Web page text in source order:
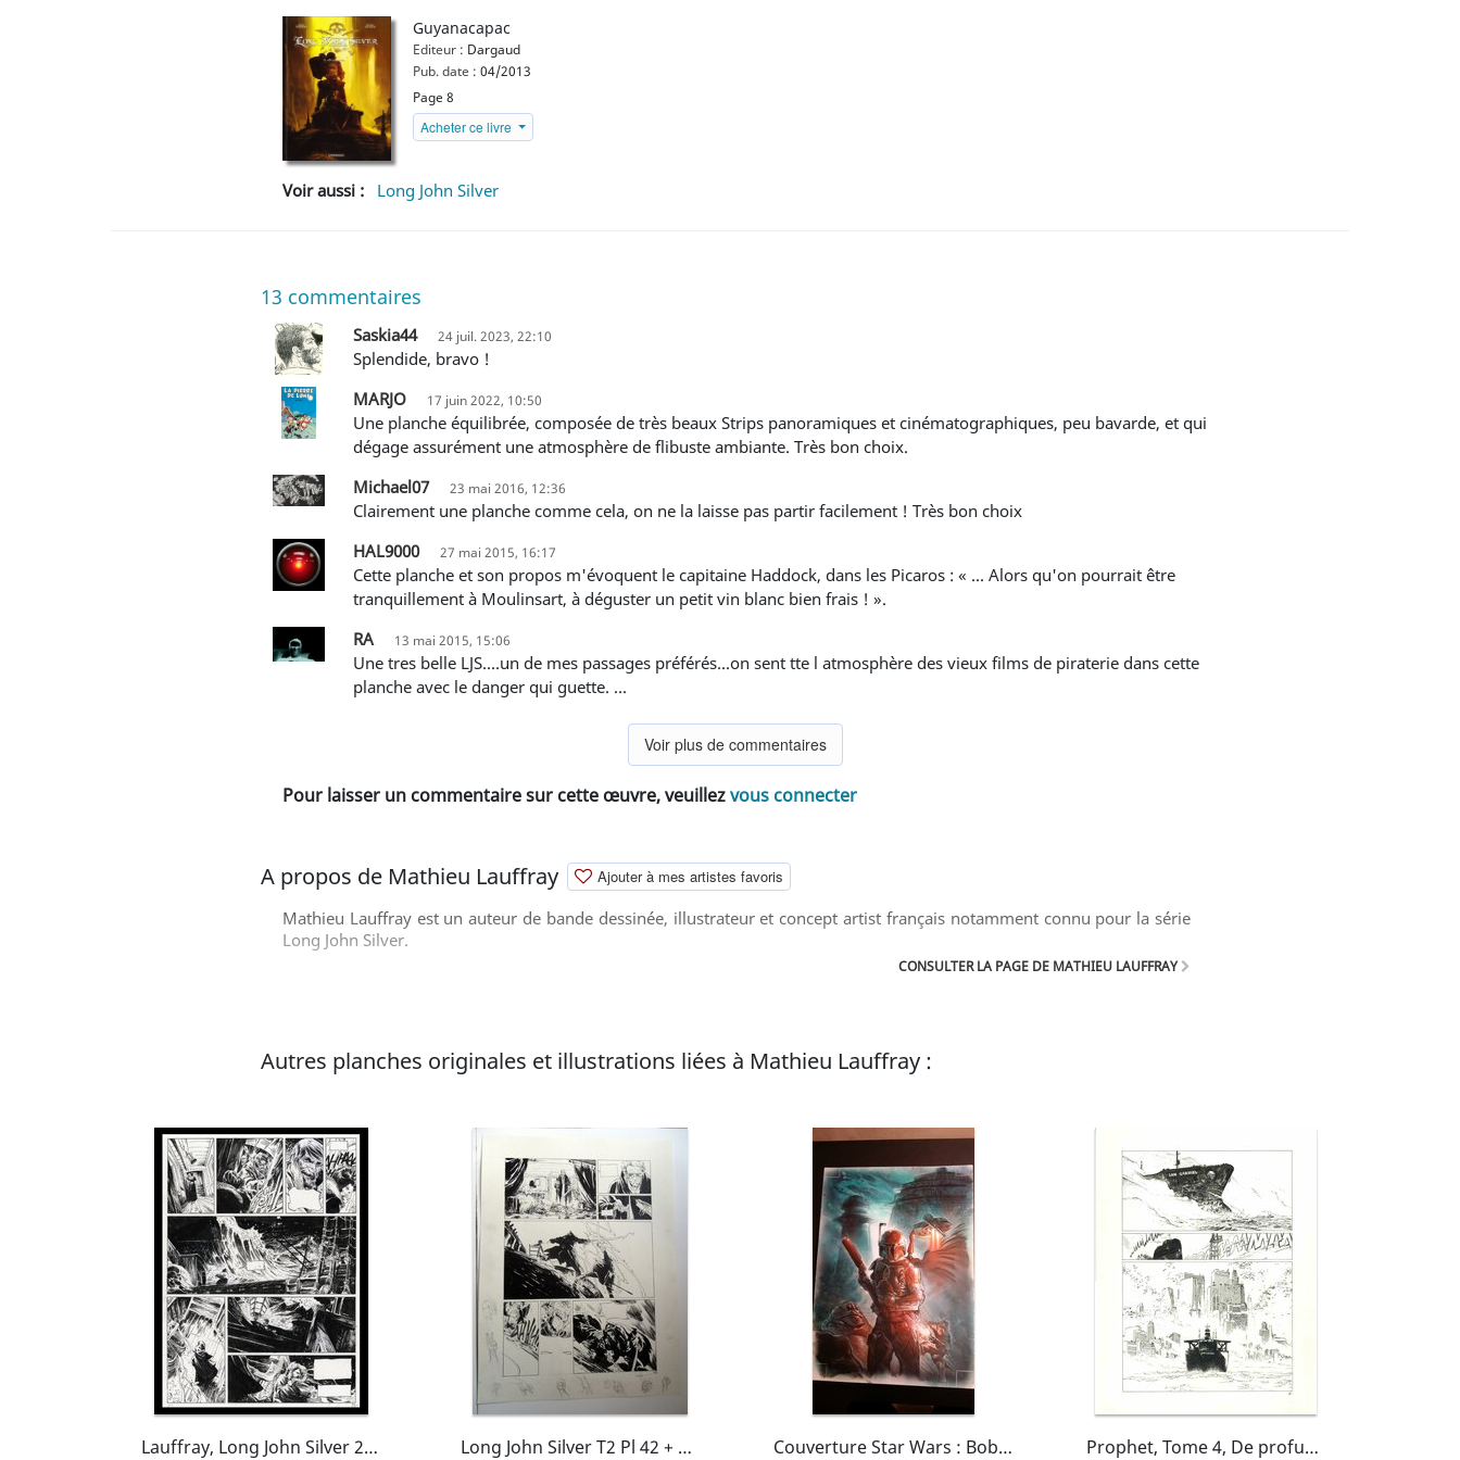
Guyanacapac
Editeur : Dargaud
Pub. date : 04/2013
Page 8
Acheter ce livre
Voir aussi : Long John Silver
13 commentaires
Saskia44 24 juil. 2023, 22:10
Splendide, bravo !
MARJO
17 juin 2022, 10:50
Une planche équilibrée, composée de très beaux Strips panoramiques et cinématographiques, peu bavarde, et qui
dégage assurément une atmosphère de flibuste ambiante. Très bon choix.
Michael07
23 mai 2016, 12:36
Clairement une planche comme cela, on ne la laisse pas partir facilement ! Très bon choix
HAL9000
27 mai 2015, 16:17
Cette planche et son propos m'évoquent le capitaine Haddock, dans les Picaros : « ... Alors qu'on pourrait être
tranquillement à Moulinsart, à déguster un petit vin blanc bien frais ! ».
RA
13 mai 2015, 15:06
Une tres belle LJS....un de mes passages préférés...on sent tte l atmosphère des vieux films de piraterie dans cette
planche avec le danger qui guette. ...
Voir plus de commentaires
Pour laisser un commentaire sur cette œuvre, veuillezvous connecter
A propos de Mathieu Lauffray Ajouter à mes artistes favoris
Mathieu Lauffray est un auteur de bande dessinée, illustrateur et concept artist français notamment connu pour la série
Long John Silver.
CONSULTER LA PAGE DE MATHIEU LAUFFRAY
Autres planches originales et illustrations liées à Mathieu Lauffray :
Lauffray, Long John Silver 2, Le Neptune Long John Silver T2 Pl 42 + 4ème de Couv Couverture Star Wars : Boba Fett - Murder most foul Prophet, Tome 4, De profundis, planche 6